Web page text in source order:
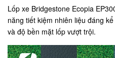
Lốp xe Bridgestone Ecopia
năng tiết kiệm nhiên liệu đáng
và độ bền mặt lốp vượt trội.